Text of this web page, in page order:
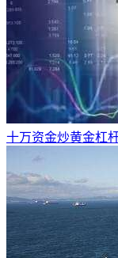
十万资金炒黄金杠